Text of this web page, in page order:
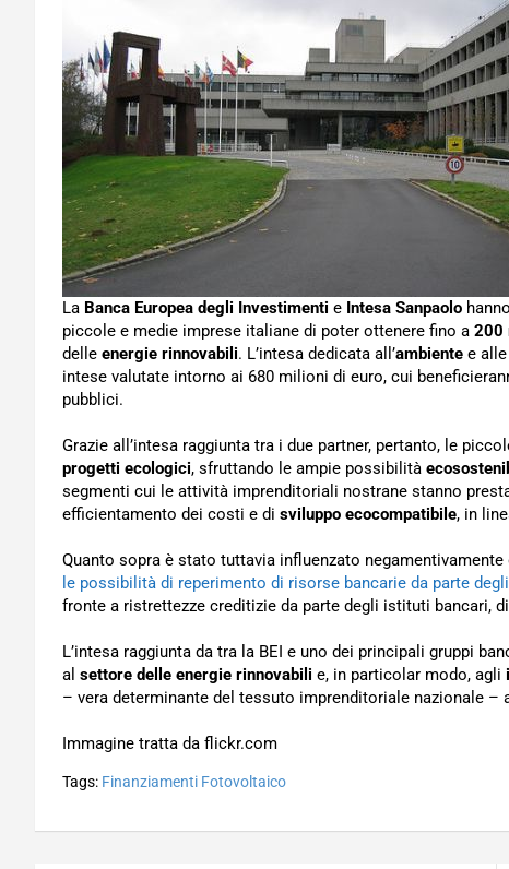
La Banca Europea degli Investimenti e Intesa Sanpaolo
piccole e medie imprese italiane di poter ottenere fino a 200
delle energie rinnovabili. L’intesa dedicata all’ambiente e alle
intese valutate intorno ai 680 milioni di euro, cui
pubblici.
Grazie all’intesa raggiunta tra i due partner, pertanto, le
progetti ecologici, sfruttando le ampie possibilità
segmenti cui le attività imprenditoriali nostrane stanno
efficientamento dei costi e di sviluppo ecocompatibile, in
Quanto sopra è stato tuttavia influenzato
le possibilità di reperimento di risorse bancarie da parte
fronte a ristrettezze creditizie da parte degli istituti bancari,
L’intesa raggiunta da tra la BEI e uno dei principali gruppi
al settore delle energie rinnovabili e, in particolar modo, agli
– vera determinante del tessuto imprenditoriale nazionale
Immagine tratta da flickr.com
Tags: Finanziamenti Fotovoltaico